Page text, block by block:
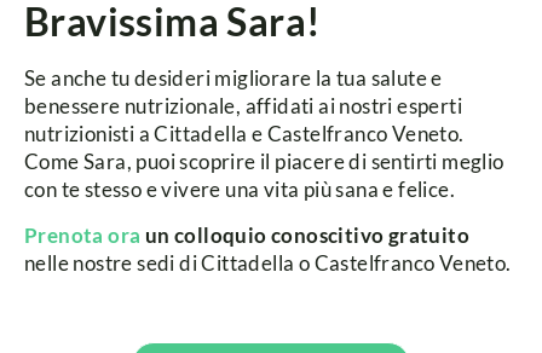
Bravissima Sara!
Se anche tu desideri migliorare la tua salute e
benessere nutrizionale, affidati ai nostri esperti
nutrizionisti a Cittadella e Castelfranco Veneto.
Come Sara, puoi scoprire il piacere di sentirti meglio
con te stesso e vivere una vita più sana e felice.
Prenota ora un colloquio conoscitivo gratuito
nelle nostre sedi di Cittadella o Castelfranco Veneto.